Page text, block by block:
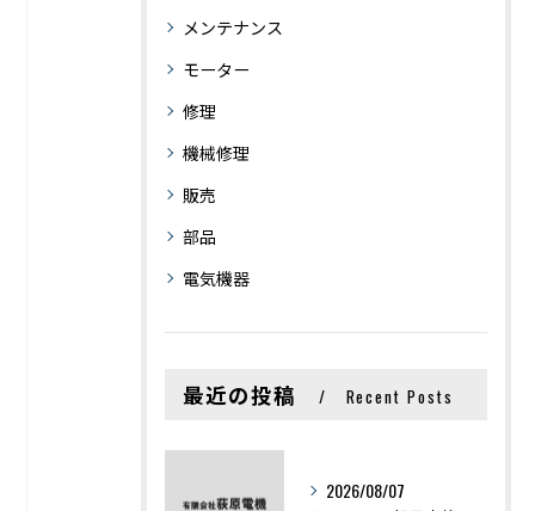
メンテナンス
モーター
修理
機械修理
販売
部品
電気機器
最近の投稿 Recent Posts
2026/08/07